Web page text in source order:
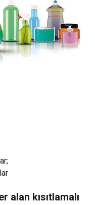
alan kısıtlamalı